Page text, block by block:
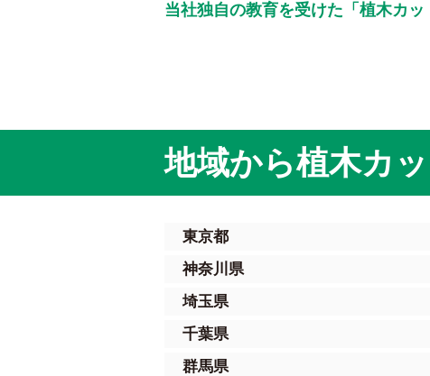
当社独自の教育を受けた「植木カ
地域から植木カ
東京都
神奈川県
埼玉県
千葉県
群馬県